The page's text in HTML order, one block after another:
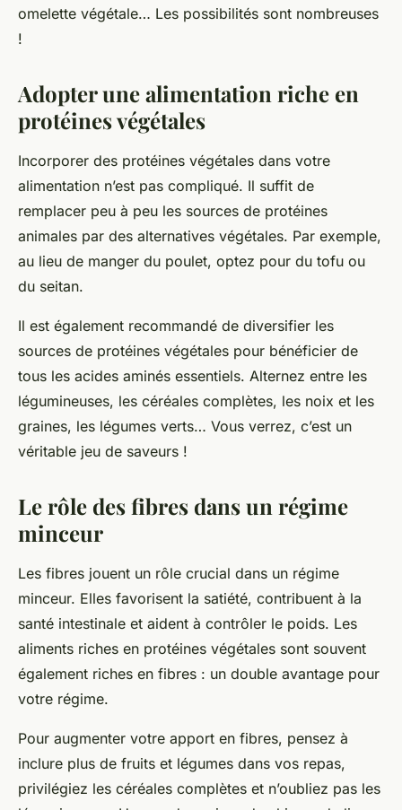
omelette végétale… Les possibilités sont nombreuses
!
Adopter une alimentation riche en
protéines végétales
Incorporer des protéines végétales dans votre
alimentation n’est pas compliqué. Il suffit de
remplacer peu à peu les sources de protéines
animales par des alternatives végétales. Par exemple,
au lieu de manger du poulet, optez pour du tofu ou
du seitan.
Il est également recommandé de diversifier les
sources de protéines végétales pour bénéficier de
tous les acides aminés essentiels. Alternez entre les
légumineuses, les céréales complètes, les noix et les
graines, les légumes verts… Vous verrez, c’est un
véritable jeu de saveurs !
Le rôle des fibres dans un régime
minceur
Les fibres jouent un rôle crucial dans un régime
minceur. Elles favorisent la satiété, contribuent à la
santé intestinale et aident à contrôler le poids. Les
aliments riches en protéines végétales sont souvent
également riches en fibres : un double avantage pour
votre régime.
Pour augmenter votre apport en fibres, pensez à
inclure plus de fruits et légumes dans vos repas,
privilégiez les céréales complètes et n’oubliez pas les